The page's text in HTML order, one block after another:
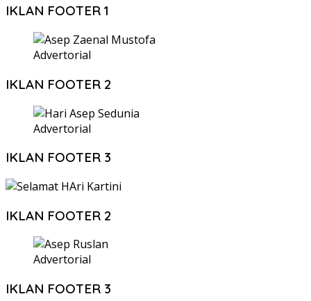
IKLAN FOOTER 1
Advertorial
IKLAN FOOTER 2
Advertorial
IKLAN FOOTER 3
IKLAN FOOTER 2
Advertorial
IKLAN FOOTER 3